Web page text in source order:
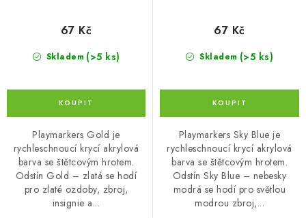
Skladem (>5 ks)
67 Kč
Playmarkers Gold je
rychleschnoucí krycí akrylová
barva se štětcovým hrotem.
Odstín Gold – zlatá se hodí
pro zlaté ozdoby, zbroj,
insignie a...
Skladem (>5 ks)
67 Kč
Playmarkers Sky Blue je
rychleschnoucí krycí akrylová
barva se štětcovým hrotem.
Odstín Sky Blue – nebesky
modrá se hodí pro světlou
modrou zbroj,...